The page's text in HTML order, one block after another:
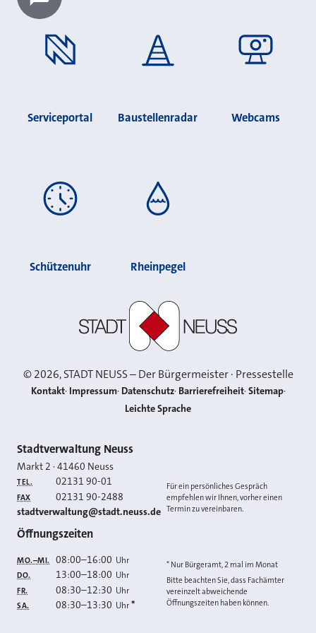
Chatbot laden?
Serviceportal Baustellenradar Webcams
Schützenuhr Rheinpegel
©2026, STADT NEUSS – Der Bürgermeister · Pressestelle
Kontakt Impressum Datenschutz Barrierefreiheit Sitemap
Leichte Sprache
Kontakt
Stadtverwaltung Neuss
Markt 2 ·41460 Neuss
TEL. 02131 90-01
FAX 02131 90-2488
E-MAIL
stadtverwaltung@stadt.neuss.de
Für ein persönliches Gespräch
empfehlen wir Ihnen, vorher einen
Termin zu vereinbaren.
Öffnungszeiten
MO.–MI. 08:00–16:00 Uhr
DO. 13:00–18:00 Uhr
FR. 08:30–12:30 Uhr
SA. 08:30–13:30 Uhr *
* Nur Bürgeramt, 2 mal im Monat
Bitte beachten Sie, dass Fachämter
vereinzelt abweichende
Öffnungszeiten haben können.